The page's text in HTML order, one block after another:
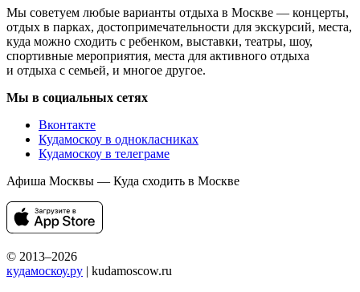
Мы советуем любые варианты отдыха в Москве — концерты,
отдых в парках, достопримечательности для экскурсий, места,
куда можно сходить с ребенком, выставки, театры, шоу,
спортивные мероприятия, места для активного отдыха
и отдыха с семьей, и многое другое.
Мы в социальных сетях
Вконтакте
Кудамоскоу в однокласниках
Кудамоскоу в телеграме
Афиша Москвы — Куда сходить в Москве
© 2013–2026
кудамоскоу.ру | kudamoscow.ru